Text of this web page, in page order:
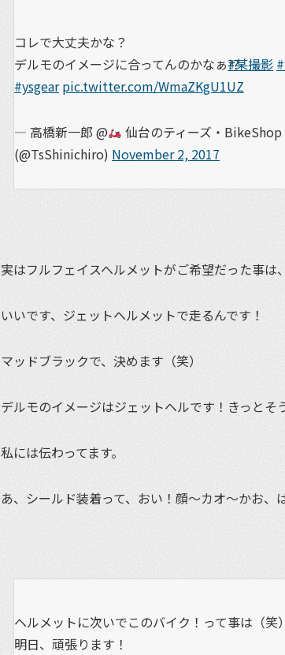
コレで大丈夫かな？
デルモのイメージに合ってんのかなぁ⁇#某撮影
#ysgear pic.twitter.com/WmaZKgU1UZ
— 高橋新一郎 @
仙台のティーズ・
(@TsShinichiro) November 2, 2017
実はフルフェイスヘルメットがご希望だった事は
いいです、ジェットヘルメットで走るんです！
マッドブラックで、決めます（笑）
デルモのイメージはジェットヘルです！きっとそ
私には伝わってます。
あ、シールド装着って、おい！顔〜カオ〜かお、
ヘルメットに次いでこのバイク！って事は（笑）
明日、頑張ります！